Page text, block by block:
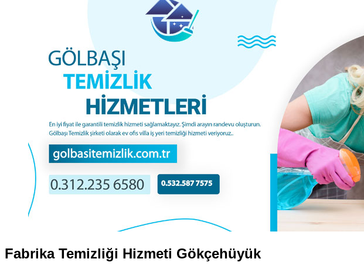
Fabrika Temizliği Hizmeti Gökçehüyük